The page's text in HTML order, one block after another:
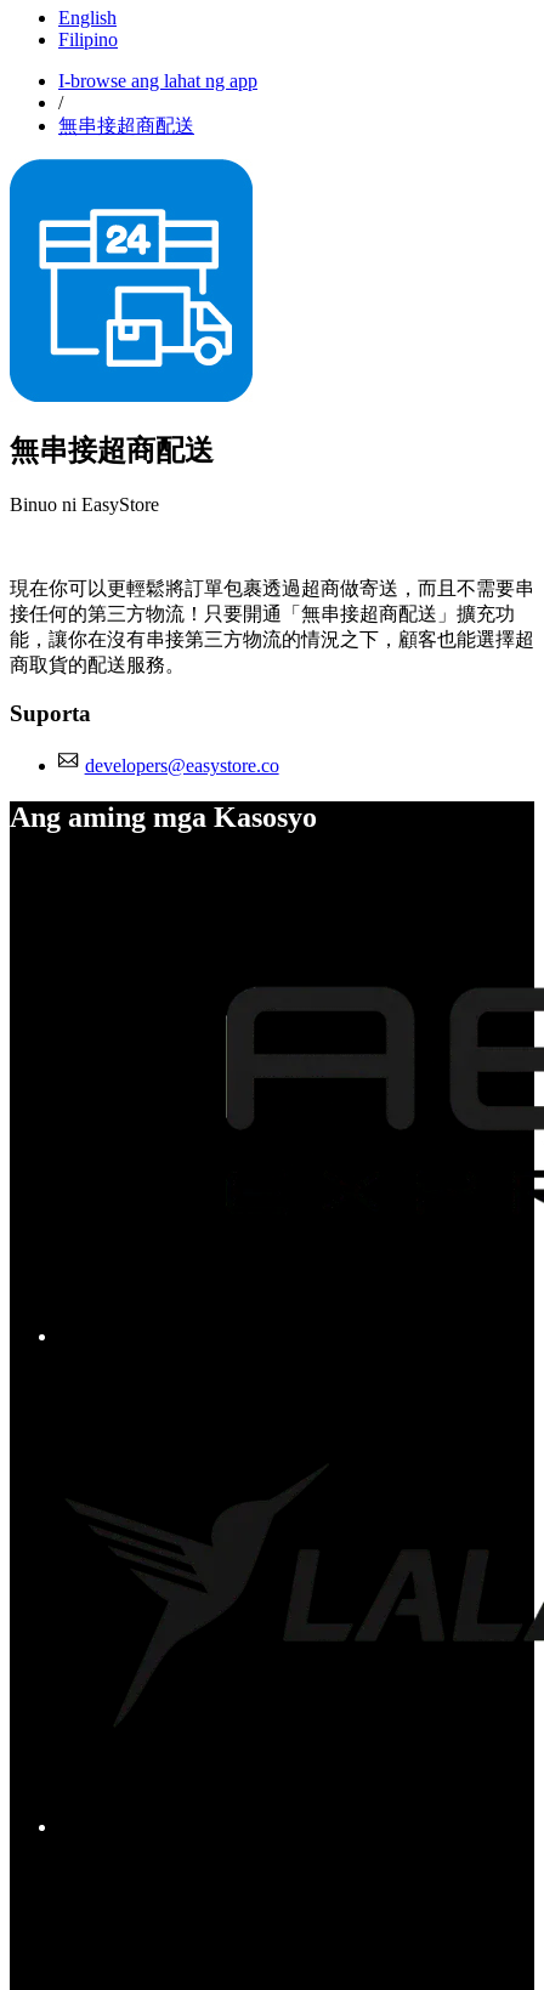
English
Filipino
I-browse ang lahat ng app
/
無串接超商配送
無串接超商配送
Binuo ni EasyStore
現在你可以更輕鬆將訂單包裹透過超商做寄送，而且不需要串
接任何的第三方物流！只要開通「無串接超商配送」擴充功
能，讓你在沒有串接第三方物流的情況之下，顧客也能選擇超
商取貨的配送服務。
Suporta
developers@easystore.co
Ang aming mga Kasosyo